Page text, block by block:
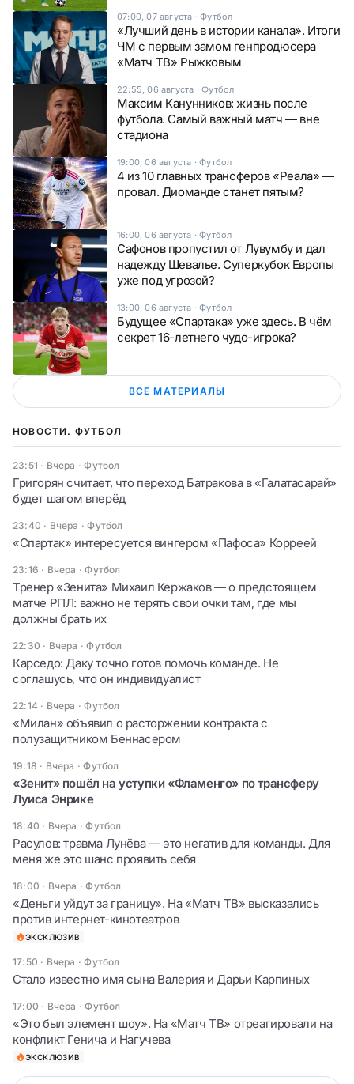
07:00, 07 августа ·Футбол
«Лучший день в истории канала». Итоги
ЧМ с первым замом генпродюсера
«Матч ТВ» Рыжковым
22:55, 06 августа ·Футбол
Максим Канунников: жизнь после
футбола. Самый важный матч — вне
стадиона
19:00, 06 августа ·Футбол
4 из 10 главных трансферов «Реала» —
провал. Диоманде станет пятым?
16:00, 06 августа ·Футбол
Сафонов пропустил от Лувумбу и дал
надежду Шевалье. Суперкубок Европы
уже под угрозой?
13:00, 06 августа ·Футбол
Будущее «Спартака» уже здесь. В чём
секрет 16-летнего чудо-игрока?
ВСЕ МАТЕРИАЛЫ
НОВОСТИ. ФУТБОЛ
23:51 · Вчера ·Футбол
Григорян считает, что переход Батракова в «Галатасарай»
будет шагом вперёд
23:40 · Вчера ·Футбол
«Спартак» интересуется вингером «Пафоса» Корреей
23:16 · Вчера ·Футбол
Тренер «Зенита» Михаил Кержаков — о предстоящем
матче РПЛ: важно не терять свои очки там, где мы
должны брать их
22:30 · Вчера ·Футбол
Карседо: Даку точно готов помочь команде. Не
соглашусь, что он индивидуалист
22:14 · Вчера ·Футбол
«Милан» объявил о расторжении контракта с
полузащитником Беннасером
19:18 · Вчера ·Футбол
«Зенит» пошёл на уступки «Фламенго» по трансферу
Луиса Энрике
18:40 · Вчера ·Футбол
Расулов: травма Лунёва — это негатив для команды. Для
меня же это шанс проявить себя
18:00 · Вчера ·Футбол
«Деньги уйдут за границу». На «Матч ТВ» высказались
против интернет-кинотеатров
ЭКСКЛЮЗИВ
17:50 · Вчера ·Футбол
Стало известно имя сына Валерия и Дарьи Карпиных
17:00 · Вчера ·Футбол
«Это был элемент шоу». На «Матч ТВ» отреагировали на
конфликт Генича и Нагучева
ЭКСКЛЮЗИВ